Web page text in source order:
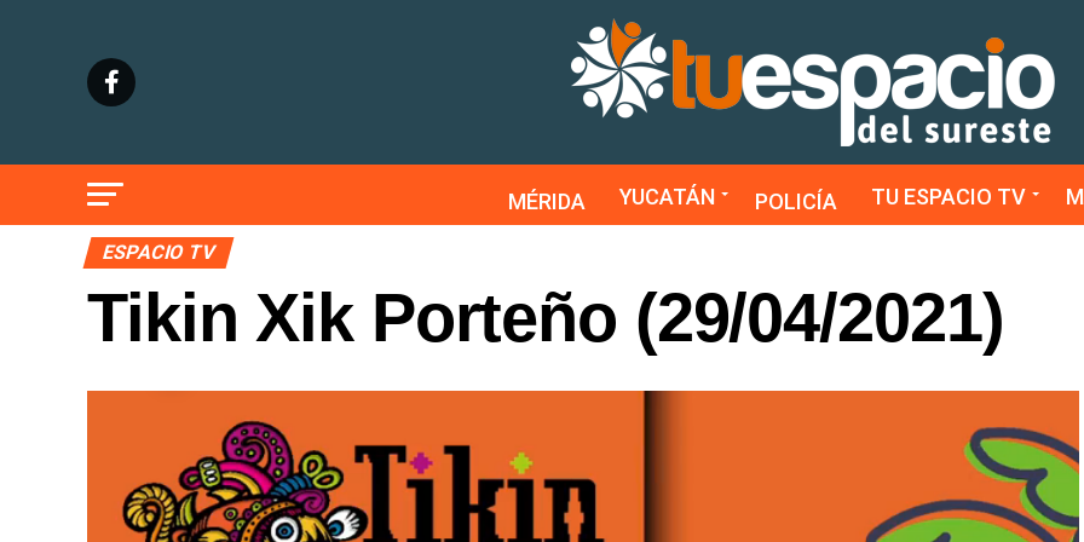
MÉRIDA YUCATÁN POLICÍA TU ESPACIO TV
ESPACIO TV
Tikin Xik Porteño (29/04/2021)